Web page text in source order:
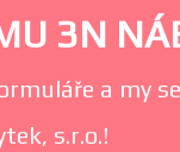
3N
a my
s.r.o.!